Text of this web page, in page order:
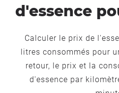
d'essence
Calculer le prix de
litres consommés pour
retour, le prix et la
d'essence par